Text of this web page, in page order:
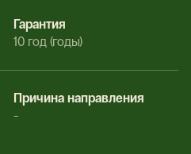
Гарантия
10 год (годы)
Причина направления
-